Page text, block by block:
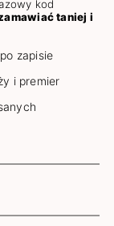
kod
taniej i
zapisie
i premier